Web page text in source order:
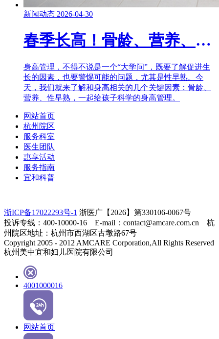
新闻动态 2026-04-30
春季长高！骨龄、营养、性早熟……这些家长一定要知道！
身高管理，不得不说是一个“大学问”，既要了解促进生
长的因素，也要警惕可能的问题，尤其是性早熟。今
天，我们就来了解和身高相关的几个关键因素：骨龄、
营养、性早熟，一起给孩子科学的身高管理。
网站首页
杭州院区
服务科室
医生团队
惠享活动
服务指南
宜和科普
浙ICP备17022293号-1 浙医广【2026】第330106-0067号
投诉专线：400-10000-16 E-mail：contact@amcare.com.cn 杭
州院区地址：杭州市西湖区古墩路67号
Copyright 2005 - 2012 AMCARE Corporation,All Rights Reserved
杭州美中宜和妇儿医院有限公司
4001000016
网站首页